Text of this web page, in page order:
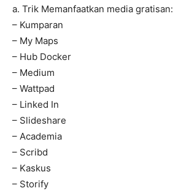
a. Trik Memanfaatkan media gratisan:
– Kumparan
– My Maps
– Hub Docker
– Medium
– Wattpad
– Linked In
– Slideshare
– Academia
– Scribd
– Kaskus
– Storify